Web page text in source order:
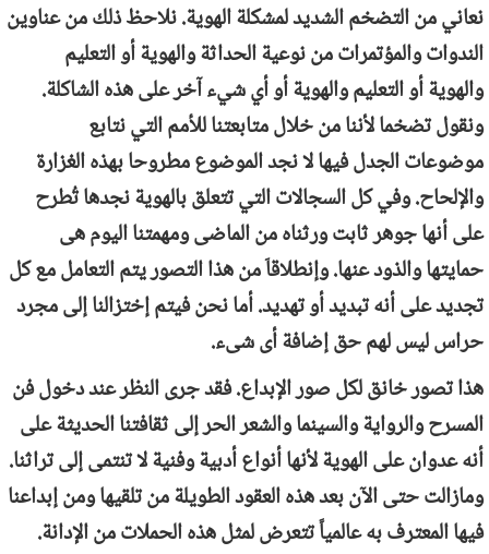
نعاني من التضخم الشديد لمشكلة الهوية. نلاحظ ذلك من عناوين
الندوات والمؤتمرات من نوعية الحداثة والهوية أو التعليم
والهوية أو التعليم والهوية أو أي شيء آخر على هذه الشاكلة.
ونقول تضخما لأننا من خلال متابعتنا للأمم التي نتابع
موضوعات الجدل فيها لا نجد الموضوع مطروحا بهذه الغزارة
والإلحاح. وفي كل السجالات التي تتعلق بالهوية نجدها تُطرح
على أنها جوهر ثابت ورثناه من الماضى ومهمتنا اليوم هى
حمايتها والذود عنها. وإنطلاقاَ من هذا التصور يتم التعامل مع كل
تجديد على أنه تبديد أو تهديد. أما نحن فيتم إختزالنا إلى مجرد
حراس ليس لهم حق إضافة أى شىء.
هذا تصور خانق لكل صور الإبداع. فقد جرى النظر عند دخول فن
المسرح والرواية والسينما والشعر الحر إلى ثقافتنا الحديثة على
أنه عدوان على الهوية لأنها أنواع أدبية وفنية لا تنتمى إلى تراثنا.
ومازالت حتى الآن بعد هذه العقود الطويلة من تلقيها ومن إبداعنا
فيها المعترف به عالمياً تتعرض لمثل هذه الحملات من الإدانة.